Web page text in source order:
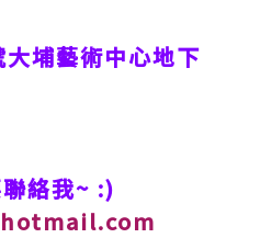
埔藝術中心地下
絡我~ :)